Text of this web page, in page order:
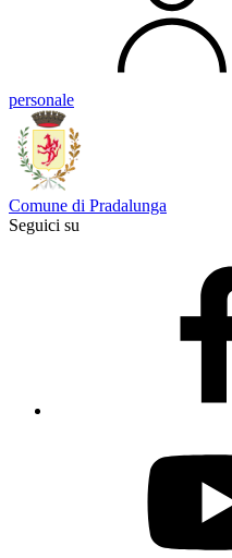
personale
Comune di Pradalunga
Seguici su